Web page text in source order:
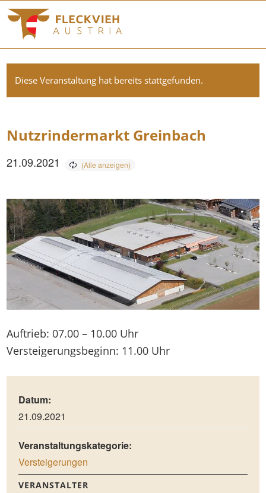
Diese Veranstaltung hat bereits stattgefunden.
Nutzrindermarkt Greinbach
21.09.2021
Auftrieb: 07.00 – 10.00 Uhr
Versteigerungsbeginn: 11.00 Uhr
Datum:
21.09.2021
Veranstaltungskategorie:
Versteigerungen
VERANSTALTER